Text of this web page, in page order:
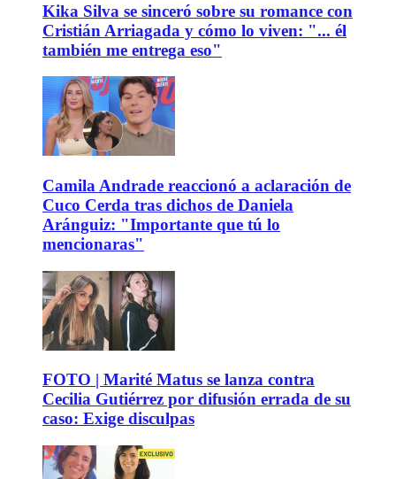
Kika Silva se sinceró sobre su romance con
Cristián Arriagada y cómo lo viven: "... él
también me entrega eso"
Camila Andrade reaccionó a aclaración de
Cuco Cerda tras dichos de Daniela
Aránguiz: "Importante que tú lo
mencionaras"
FOTO | Marité Matus se lanza contra
Cecilia Gutiérrez por difusión errada de su
caso: Exige disculpas